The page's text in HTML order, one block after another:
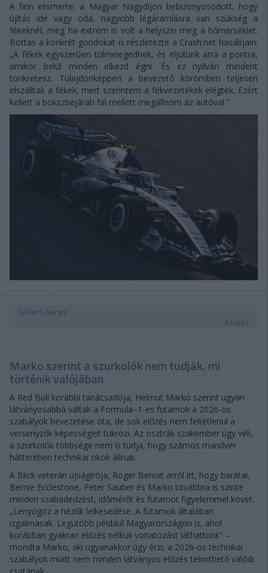
A finn elismerte: a Magyar Nagydíjon bebizonyosodott, hogy
újítás ide vagy oda, nagyobb légáramlásra van szükség a
fékeknél, még ha extrém is volt a helyszín meg a hőmérséklet.
Bottas a konkrét gondokat is részletezte a Crash.net hasábjain:
„A fékek egyszerűen túlmelegednek, és eljutunk arra a pontra,
amikor belül minden elkezd égni. És ez nyilván mindent
tönkretesz. Tulajdonképpen a bevezető körömben teljesen
elszálltak a fékek, mert szerintem a fékvezetékek elégtek. Ezért
kellett a bokszbejárati fal mellett megállnom az autóval.”
Gellérfi Gergő
4 napja
Marko szerint a szurkolók nem tudják, mi
történik valójában
A Red Bull korábbi tanácsadója, Helmut Marko szerint ugyan
látványosabbá váltak a Formula–1-es futamok a 2026-os
szabályok bevezetése óta, de sok előzés nem feltétlenül a
versenyzők képességeit tükrözi. Az osztrák szakember úgy véli,
a szurkolók többsége nem is tudja, hogy számos manőver
hátterében technikai okok állnak.
A Blick veterán újságírója, Roger Benoit arról írt, hogy barátai,
Bernie Ecclestone, Peter Sauber és Marko továbbra is szinte
minden szabadedzést, időmérőt és futamot figyelemmel követ.
„Lenyűgöz a nézők lelkesedése. A futamok általában
izgalmasak. Legutóbb például Magyarországon is, ahol
korábban gyakran előzés nélküli vonatozást láthattunk” –
mondta Marko, aki ugyanakkor úgy érzi, a 2026-os technikai
szabályok miatt nem minden látványos előzés tekinthető valódi